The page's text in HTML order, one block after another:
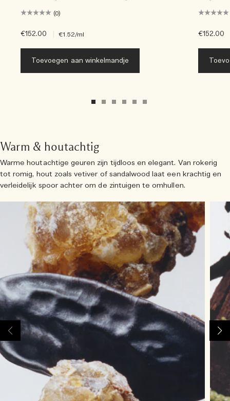
(0)
€152.00 €1.52/ml
Toevoegen aan winkelmandje
€152.00
Warm & houtachtig
Warme houtachtige geuren zijn tijdloos en elegant. Van rokerig
tot romig, hout zoals vetiver of sandalwood laat een krachtig en
verleidelijk spoor achter om de zintuigen te omhullen.